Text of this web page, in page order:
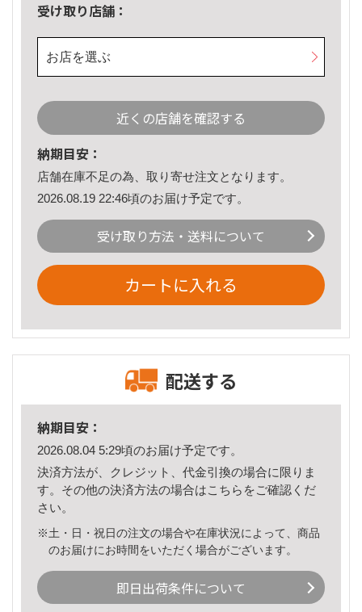
受け取り店舗：
お店を選ぶ
近くの店舗を確認する
納期目安：
店舗在庫不足の為、取り寄せ注文となります。
2026.08.19 22:46頃のお届け予定です。
受け取り方法・送料について
カートに入れる
配送する
納期目安：
2026.08.04 5:29頃のお届け予定です。
決済方法が、クレジット、代金引換の場合に限りま
す。その他の決済方法の場合はこちら をご確認くだ
さい。
※土・日・祝日の注文の場合や在庫状況によって、商品
のお届けにお時間をいただく場合がございます。
即日出荷条件について